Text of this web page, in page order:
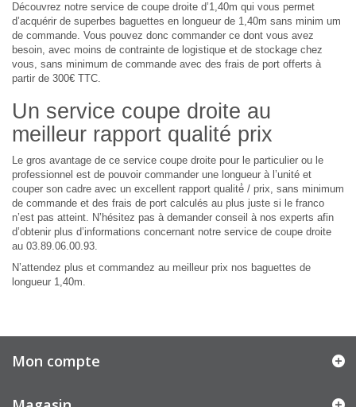
Découvrez notre service de coupe droite d’1,40m qui vous permet
d’acquérir de superbes baguettes en longueur de 1,40m sans minim um
de commande. Vous pouvez donc commander ce dont vous avez
besoin, avec moins de contrainte de logistique et de stockage chez
vous, sans minimum de commande avec des frais de port offerts à
partir de 300€ TTC.
Un service coupe droite au
meilleur rapport qualité prix
Le gros avantage de ce service coupe droite pour le particulier ou le
professionnel est de pouvoir commander une longueur à l’unité et
couper son cadre avec un excellent rapport qualité́ / prix, sans minimum
de commande et des frais de port calculés au plus juste si le franco
n’est pas atteint. N’hésitez pas à demander conseil à nos experts afin
d’obtenir plus d’informations concernant notre service de coupe droite
au 03.89.06.00.93.
N’attendez plus et commandez au meilleur prix nos baguettes de
longueur 1,40m.
Mon compte